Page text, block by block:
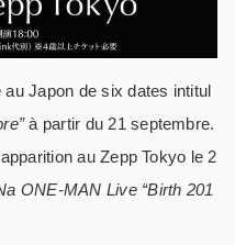
Japon de six dates intitul
à partir du 21 septembre.
au Zepp Tokyo le 2
ONE-MAN Live “Birth 201